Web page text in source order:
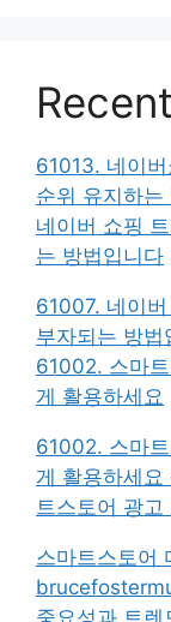
61013. 네이
순위 유지하
네이버 쇼핑
는 방법입니다
61007. 네이
부자되는 방
61002. 스마
게 활용하세요
61002. 스마
게 활용하세
트스토어 광
스마트스토어
중요성과 트렌